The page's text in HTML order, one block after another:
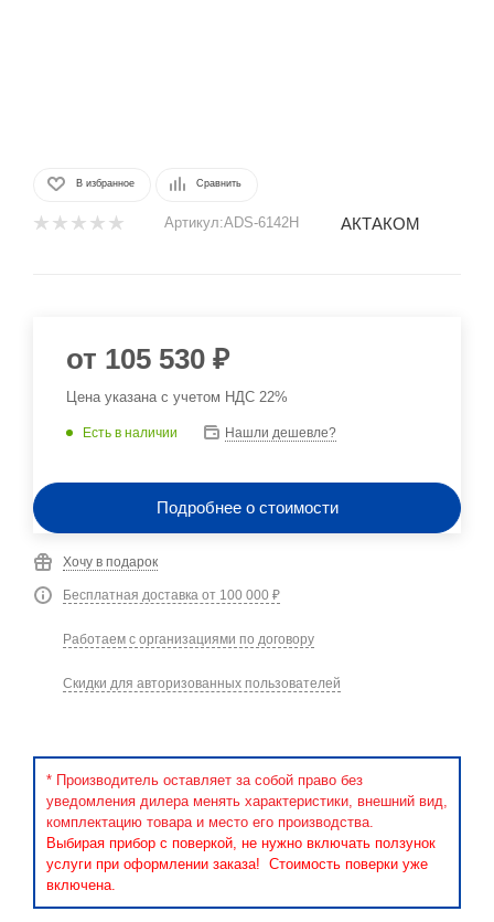
В избранное Сравнить
Артикул:ADS-6142H АКТАКОМ
от 105 530 ₽
Цена указана с учетом НДС 22%
Есть в наличии Нашли дешевле?
Подробнее о стоимости
Хочу в подарок
Бесплатная доставка от 100 000 ₽
Работаем с организациями по договору
Скидки для авторизованных пользователей
* Производитель оставляет за собой право без
уведомления дилера менять характеристики, внешний вид,
комплектацию товара и место его производства.
Выбирая прибор с поверкой, не нужно включать ползунок
услуги при оформлении заказа! Стоимость поверки уже
включена.